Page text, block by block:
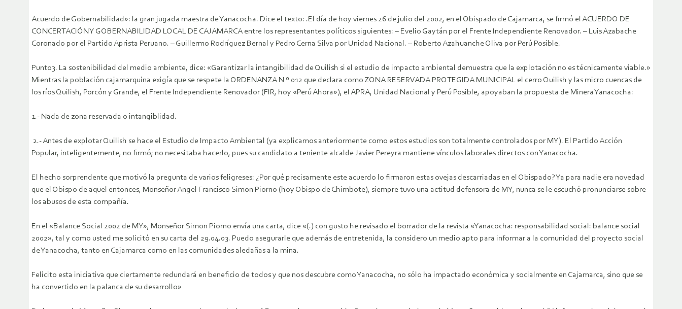
Acuerdo de Gobernabilidad»: la gran jugada maestra de Yanacocha. Dice el texto: .El día de hoy viernes 26 de julio del 2002, en el Obispado de Cajamarca, se firmó el ACUERDO DE
CONCERTACIÓN Y GOBERNABILIDAD LOCAL DE CAJAMARCA entre los representantes políticos siguientes: – Evelio Gaytán por el Frente Independiente Renovador. – Luis Azabache
Coronado por el Partido Aprista Peruano. – Guillermo Rodríguez Bernal y Pedro Cerna Silva por Unidad Nacional. – Roberto Azahuanche Oliva por Perú Posible.
Punto3. La sostenibilidad del medio ambiente, dice: «Garantizar la intangibilidad de Quilish si el estudio de impacto ambiental demuestra que la explotación no es técnicamente viable.»
Mientras la población cajamarquina exigía que se respete la ORDENANZA N º 012 que declara como ZONA RESERVADA PROTEGIDA MUNICIPAL el cerro Quilish y las micro cuencas de
los ríos Quilish, Porcón y Grande, el Frente Independiente Renovador (FIR, hoy «Perú Ahora»), el APRA, Unidad Nacional y Perú Posible, apoyaban la propuesta de Minera Yanacocha:
1.- Nada de zona reservada o intangiblidad.
2.- Antes de explotar Quilish se hace el Estudio de Impacto Ambiental (ya explicamos anteriormente como estos estudios son totalmente controlados por MY). El Partido Acción
Popular, inteligentemente, no firmó; no necesitaba hacerlo, pues su candidato a teniente alcalde Javier Pereyra mantiene vínculos laborales directos con Yanacocha.
El hecho sorprendente que motivó la pregunta de varios feligreses: ¿Por qué precisamente este acuerdo lo firmaron estas ovejas descarriadas en el Obispado? Ya para nadie era novedad
que el Obispo de aquel entonces, Monseñor Angel Francisco Simon Piorno (hoy Obispo de Chimbote), siempre tuvo una actitud defensora de MY, nunca se le escuchó pronunciarse sobre
los abusos de esta compañía.
En el «Balance Social 2002 de MY», Monseñor Simon Piorno envía una carta, dice «(.) con gusto he revisado el borrador de la revista «Yanacocha: responsabilidad social: balance social
2002», tal y como usted me solicitó en su carta del 29.04.03. Puedo asegurarle que además de entretenida, la considero un medio apto para informar a la comunidad del proyecto social
de Yanacocha, tanto en Cajamarca como en las comunidades aledañas a la mina.
Felicito esta iniciativa que ciertamente redundará en beneficio de todos y que nos descubre como Yanacocha, no sólo ha impactado económica y socialmente en Cajamarca, sino que se
ha convertido en la palanca de su desarrollo»